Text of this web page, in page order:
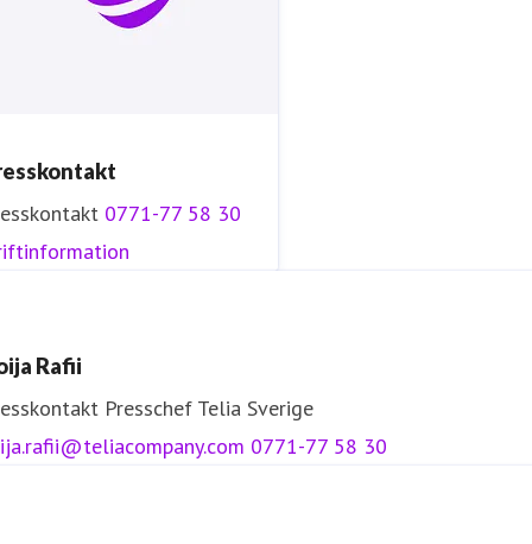
0771-77 58 30
Rafii
Presschef Telia Sverige
0771-77 58 30